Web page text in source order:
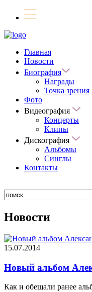
Главная
Новости
Биография
Награды
Точка зрения
Фото
Видеография
Концерты
Клипы
Дискография
Альбомы
Синглы
Контакты
Новости
15.07.2014
Новый альбом
Как и обещали ранее